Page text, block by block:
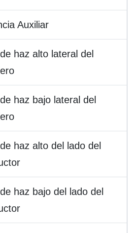
Auxiliar
haz alto lateral del
haz bajo lateral del
haz alto del lado del
haz bajo del lado del